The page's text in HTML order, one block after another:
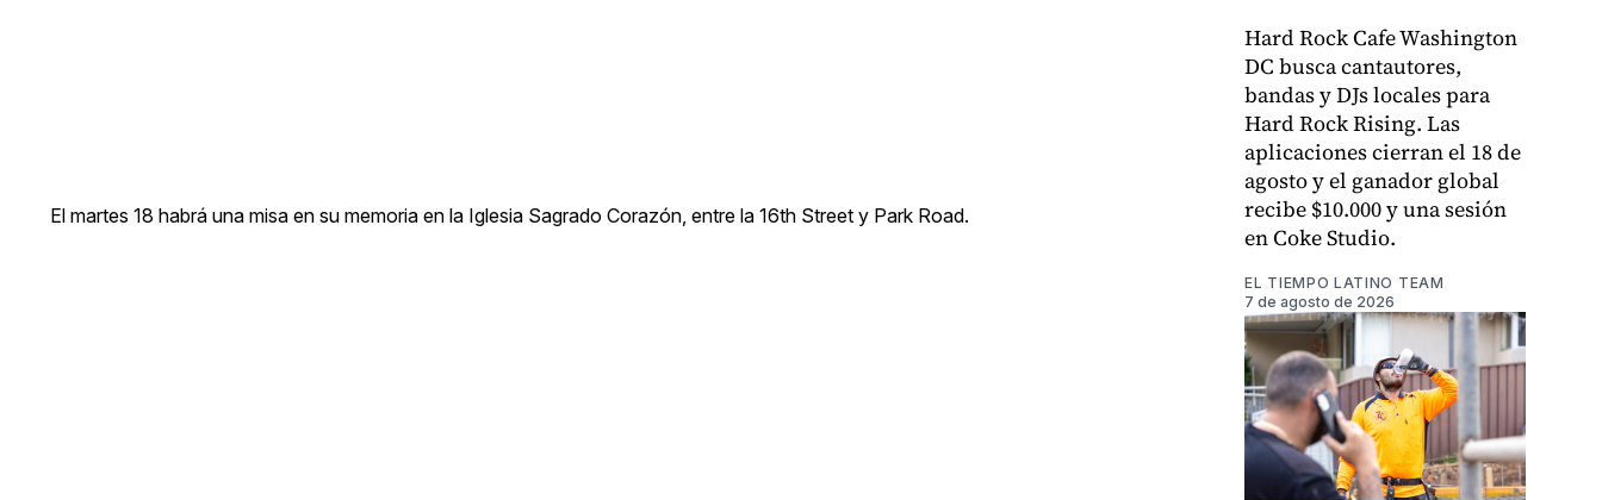
El martes 18 habrá una misa en su memoria en la Iglesia Sagrado Corazón, entre la 16th Street y Park Road.
Hard Rock Cafe Washington
DC busca cantautores,
bandas y DJs locales para
Hard Rock Rising. Las
aplicaciones cierran el 18 de
agosto y el ganador global
recibe $10.000 y una sesión
en Coke Studio.
EL TIEMPO LATINO TEAM
7 de agosto de 2026